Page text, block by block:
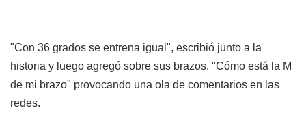
"Con 36 grados se entrena igual", escribió junto a la
historia y luego agregó sobre sus brazos. "Cómo está la M
de mi brazo" provocando una ola de comentarios en las
redes.